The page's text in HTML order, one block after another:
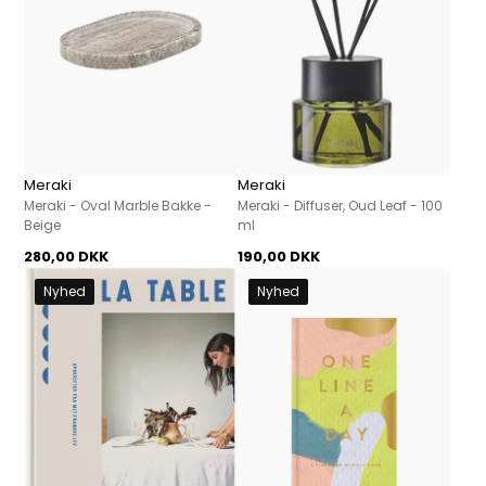
Meraki
Meraki - Oval Marble Bakke -
Beige
280,00 DKK
Meraki
Meraki - Diffuser, Oud Leaf - 100
ml
190,00 DKK
Nyhed Nyhed